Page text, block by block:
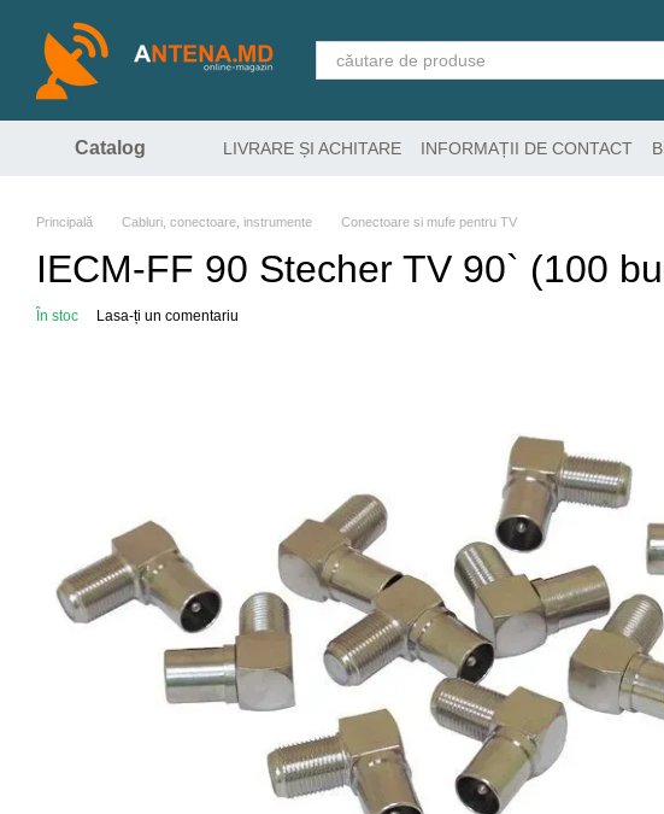
Mergi la conținutul principal
Catalog LIVRARE ȘI ACHITARE INFORMAȚII DE CONTACT
Principală Cabluri, conectoare, instrumente Conectoare si mufe pentru TV
IECM-FF 90 Stecher TV 90` (100
În stoc Lasa-ți un comentariu